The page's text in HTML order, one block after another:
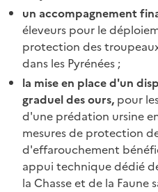
un accompagnement
éleveurs pour le
protection des
dans les Pyrénées ;
la mise en place d'un
graduel des ours, pour
d'une prédation ursine
mesures de protection
d'effarouchement
appui technique dédié
la Chasse et de la Faune